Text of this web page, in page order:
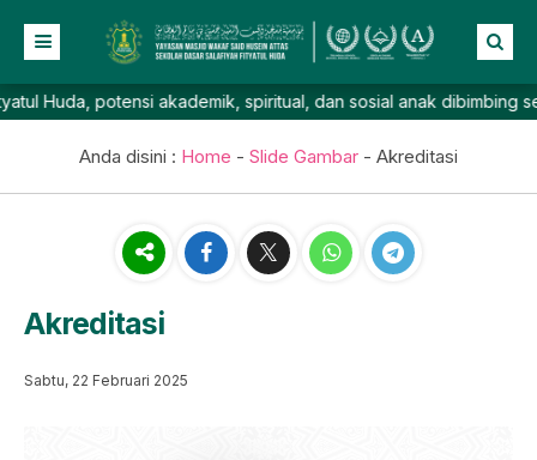
Beranda
Berita
Lainnya
Huda, potensi akademik, spiritual, dan sosial anak dibimbing
Anda disini : Home - Slide Gambar - Akreditasi
Akreditasi
Sabtu, 22 Februari 2025